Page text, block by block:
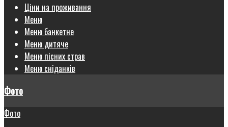
Ціни на проживання
Меню
Меню банкетне
Меню дитяче
Меню пісних страв
Меню сніданків
Фото
Фото